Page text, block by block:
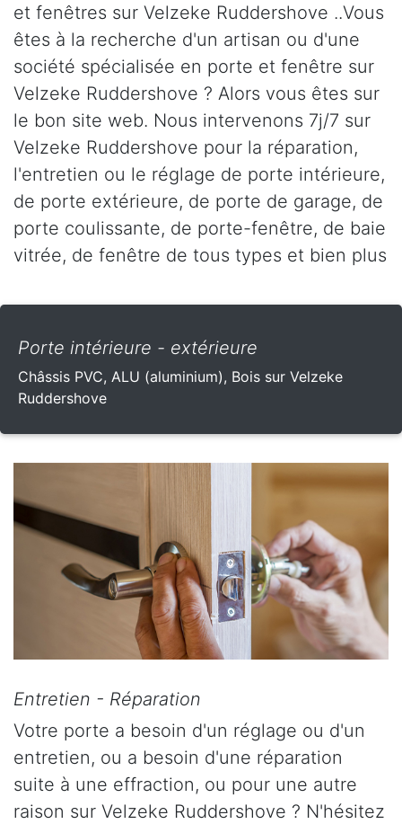
et fenêtres sur Velzeke Ruddershove ..Vous
êtes à la recherche d'un artisan ou d'une
société spécialisée en porte et fenêtre sur
Velzeke Ruddershove ? Alors vous êtes sur
le bon site web. Nous intervenons 7j/7 sur
Velzeke Ruddershove pour la réparation,
l'entretien ou le réglage de porte intérieure,
de porte extérieure, de porte de garage, de
porte coulissante, de porte-fenêtre, de baie
vitrée, de fenêtre de tous types et bien plus
Porte intérieure - extérieure
Châssis PVC, ALU (aluminium), Bois sur Velzeke
Ruddershove
Entretien - Réparation
Votre porte a besoin d'un réglage ou d'un
entretien, ou a besoin d'une réparation
suite à une effraction, ou pour une autre
raison sur Velzeke Ruddershove ? N'hésitez